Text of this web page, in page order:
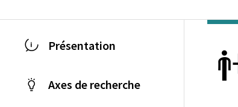
Présentation
Axes de recherche